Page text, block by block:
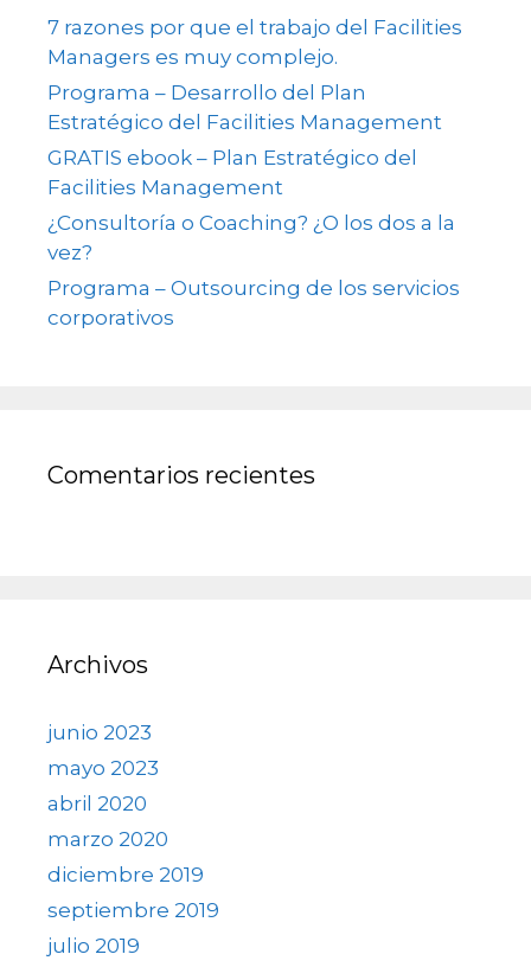
7 razones por que el trabajo del Facilities
Managers es muy complejo.
Programa – Desarrollo del Plan
Estratégico del Facilities Management
GRATIS ebook – Plan Estratégico del
Facilities Management
¿Consultoría o Coaching? ¿O los dos a la
vez?
Programa – Outsourcing de los servicios
corporativos
Comentarios recientes
Archivos
junio 2023
mayo 2023
abril 2020
marzo 2020
diciembre 2019
septiembre 2019
julio 2019